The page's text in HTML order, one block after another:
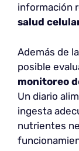
información
salud
Además de
posible
monitoreo
Un diario
ingesta
nutrientes